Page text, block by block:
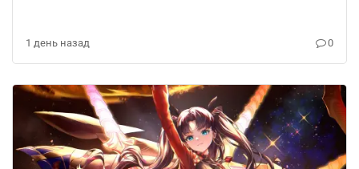
1 день назад 0